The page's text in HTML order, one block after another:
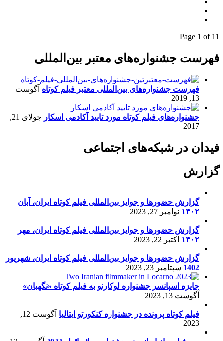
Page 1 of 11
فهرست جشنواره‌های معتبر بین‌المللی
فهرست جشنواره‌های بین‌المللی معتبر فیلم کوتاه آگوست
13, 2019
جشنواره‌های فیلم کوتاه مورد تایید آکادمی اسکار
جولای 21,
2017
فیدان در شبکه‌های اجتماعی
گزارش
گزارش حضورها و جوایز بین‌المللی فیلم کوتاه ایران، آبان
۱۴۰۲ نوامبر 27, 2023
گزارش حضورها و جوایز بین‌المللی فیلم کوتاه ایران، مهر
۱۴۰۲ اکتبر 22, 2023
گزارش حضورها و جوایز بین‌المللی فیلم کوتاه ایران، شهریور
1402 سپتامبر 23, 2023
جایزه اسپانسر جشنواره لوکارنو به فیلم کوتاه «نگهبان»
آگوست 13, 2023
فیلم کوتاه پرونده در جشنواره کنکورتو ایتالیا
آگوست 12,
2023